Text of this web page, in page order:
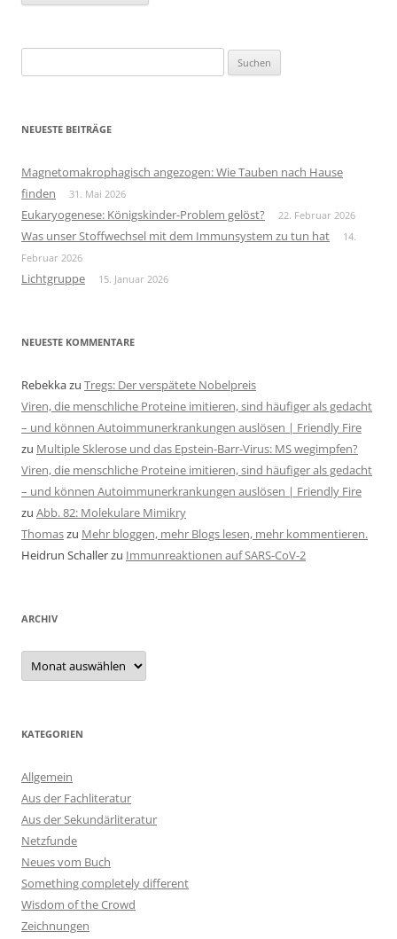
nach:
NEUESTE BEITRÄGE
Magnetomakrophagisch angezogen: Wie Tauben nach Hause
finden
31. Mai 2026
Eukaryogenese: Königskinder-Problem gelöst? 22. Februar 2026
Was unser Stoffwechsel mit dem Immunsystem zu tun hat
14.
Februar 2026
Lichtgruppe 15. Januar 2026
NEUESTE KOMMENTARE
Rebekkazu Tregs: Der verspätete Nobelpreis
Viren, die menschliche Proteine imitieren, sind häufiger als gedacht
– und können Autoimmunerkrankungen auslösen | Friendly Fire
zu Multiple Sklerose und das Epstein-Barr-Virus: MS wegimpfen?
Viren, die menschliche Proteine imitieren, sind häufiger als gedacht
– und können Autoimmunerkrankungen auslösen | Friendly Fire
zu Abb. 82: Molekulare Mimikry
Thomaszu Mehr bloggen, mehr Blogs lesen, mehr kommentieren.
Heidrun Schallerzu Immunreaktionen auf SARS-CoV-2
ARCHIV
Archiv
KATEGORIEN
Allgemein
Aus der Fachliteratur
Aus der Sekundärliteratur
Netzfunde
Neues vom Buch
Something completely different
Wisdom of the Crowd
Zeichnungen